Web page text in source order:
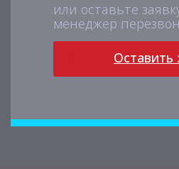
или оставьте
менеджер
Оставить